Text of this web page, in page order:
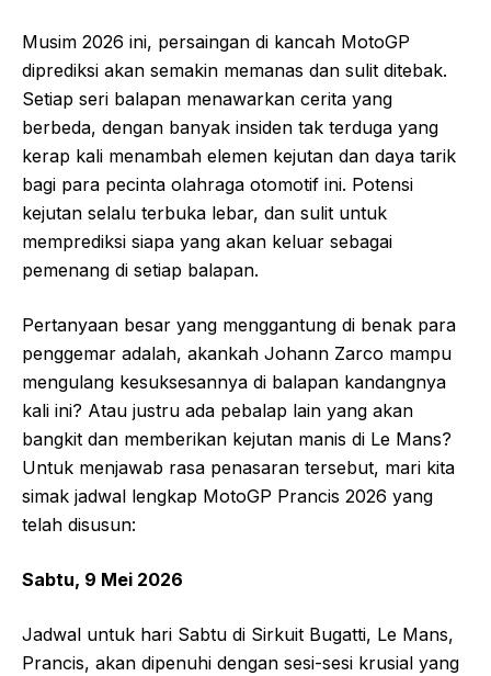
Musim 2026 ini, persaingan di kancah MotoGP
diprediksi akan semakin memanas dan sulit ditebak.
Setiap seri balapan menawarkan cerita yang
berbeda, dengan banyak insiden tak terduga yang
kerap kali menambah elemen kejutan dan daya tarik
bagi para pecinta olahraga otomotif ini. Potensi
kejutan selalu terbuka lebar, dan sulit untuk
memprediksi siapa yang akan keluar sebagai
pemenang di setiap balapan.
Pertanyaan besar yang menggantung di benak para
penggemar adalah, akankah Johann Zarco mampu
mengulang kesuksesannya di balapan kandangnya
kali ini? Atau justru ada pebalap lain yang akan
bangkit dan memberikan kejutan manis di Le Mans?
Untuk menjawab rasa penasaran tersebut, mari kita
simak jadwal lengkap MotoGP Prancis 2026 yang
telah disusun:
Sabtu, 9 Mei 2026
Jadwal untuk hari Sabtu di Sirkuit Bugatti, Le Mans,
Prancis, akan dipenuhi dengan sesi-sesi krusial yang